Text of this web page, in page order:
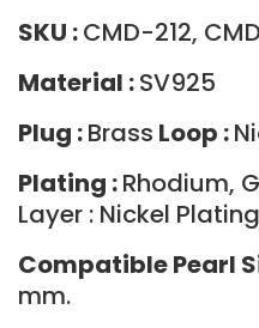
SKU :CMD-212,
Material :SV925
Plug :Brass Loop :
Plating :Rhodium,
Layer : Nickel
Compatible Pearl
mm.